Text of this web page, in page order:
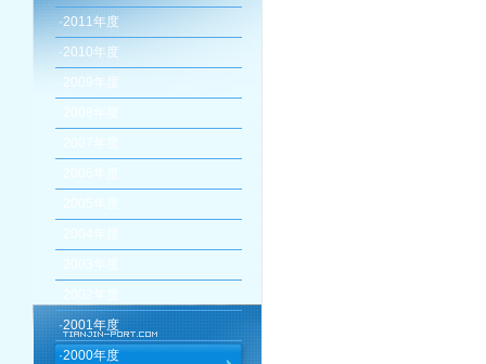
·2011年度
·2010年度
2009年度
·2001年度
·2000年度